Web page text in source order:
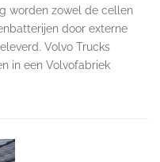
worden zowel de cellen
door externe
Volvo Trucks
in een Volvofabriek